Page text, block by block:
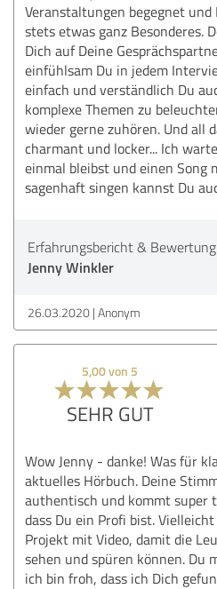
Veranstaltungen begegnet
stets etwas ganz Besonderes.
Dich auf Deine
einfühlsam Du in jedem
einfach und verständlich Du
komplexe Themen zu
wieder gerne zuhören. Und all
charmant und locker... Ich
einmal bleibst und einen Song
sagenhaft singen kannst Du
Erfahrungsbericht &
Jenny Winkler
26.03.2020 Anonym
5,00 von 5
SEHR GUT
Wow Jenny - danke! Was für
aktuelles Hörbuch. Deine
authentisch und kommt super
dass Du ein Profi bist.
Projekt mit Video, damit die
sehen und spüren können. Du
ich bin froh, dass ich Dich